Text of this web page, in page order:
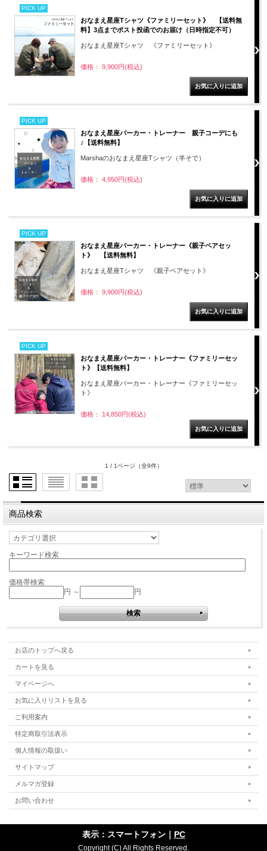
PICK UP
おなまえ星座Tシャツ《ファミリーセット》 【送料無
料】3点までポスト投函でのお届け（日時指定不可）
おなまえ星座Tシャツ 《ファミリーセット》
価格： 9,900円(税込)
PICK UP
おなまえ星座パーカー・トレーナー 親子コーデにも
♪【送料無料】
Marshaのおなまえ星座Tシャツ（半そで）
価格： 4,950円(税込)
PICK UP
おなまえ星座パーカー・トレーナー《親子ペアセッ
ト》 【送料無料】
おなまえ星座Tシャツ 《親子ペアセット》
価格： 9,900円(税込)
PICK UP
おなまえ星座パーカー・トレーナー《ファミリーセッ
ト》【送料無料】
おなまえ星座パーカー・トレーナー《ファミリーセッ
ト》
価格： 14,850円(税込)
1 / 1ページ （全9件）
商品検索
キーワード検索
価格帯検索
円 ～
円
お店のトップへ戻る
カートを見る
マイページへ
お気に入りリストを見る
ご利用案内
特定商取引法表示
個人情報の取扱い
サイトマップ
メルマガ登録
お問い合わせ
表示：スマートフォン｜ PC
Copyright (C) All Rights Reserved.